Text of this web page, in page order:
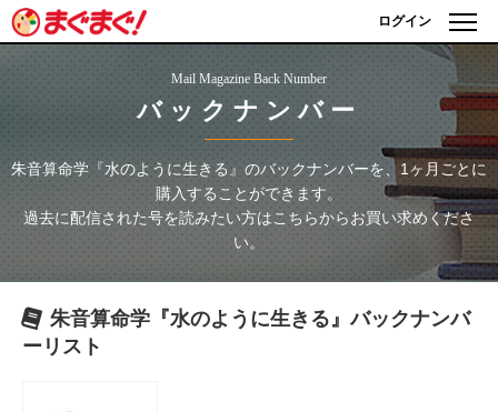
ログイン
Mail Magazine Back Number
バックナンバー
朱音算命学『水のように生きる』 のバックナンバーを、1ヶ月ごとに
購入することができます。
過去に配信された号を読みたい方はこちらからお買い求めくださ
い。
朱音算命学『水のように生きる』バックナンバ
ーリスト